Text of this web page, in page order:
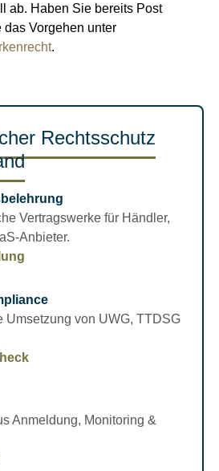
ab. Haben Sie bereits Post
Vorgehen unter
.
Rechtsschutz
Vertragswerke für Händler,
Anbieter.
Umsetzung von UWG, TTDSG
Anmeldung, Monitoring &